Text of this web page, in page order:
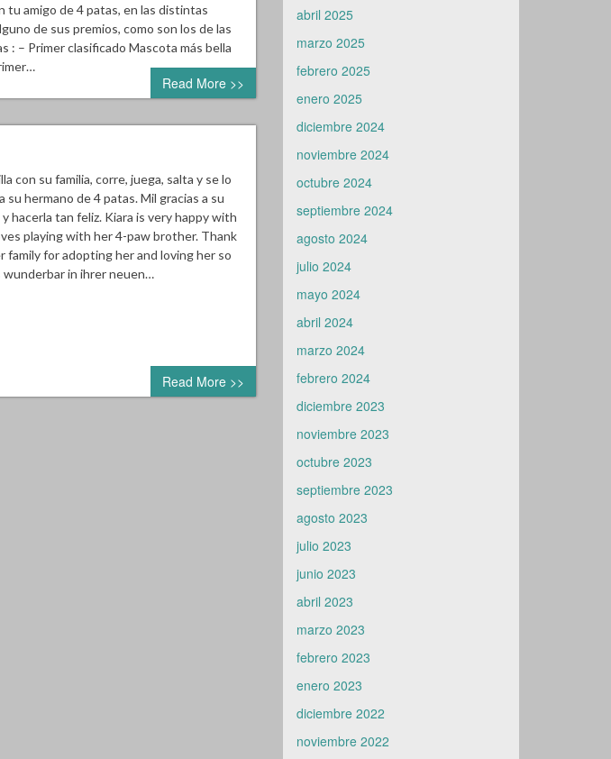
tu amigo de 4 patas, en las distintas
de sus premios, como son los de las
: – Primer clasificado Mascota más bella
Read More >>
con su familia, corre, juega, salta y se lo
su hermano de 4 patas. Mil gracias a su
hacerla tan feliz. Kiara is very happy with
playing with her 4-paw brother. Thank
family for adopting her and loving her so
in ihrer neuen…
Read More >>
abril 2025
marzo 2025
febrero 2025
enero 2025
diciembre 2024
noviembre 2024
octubre 2024
septiembre 2024
agosto 2024
julio 2024
mayo 2024
abril 2024
marzo 2024
febrero 2024
diciembre 2023
noviembre 2023
octubre 2023
septiembre 2023
agosto 2023
julio 2023
junio 2023
abril 2023
marzo 2023
febrero 2023
enero 2023
diciembre 2022
noviembre 2022